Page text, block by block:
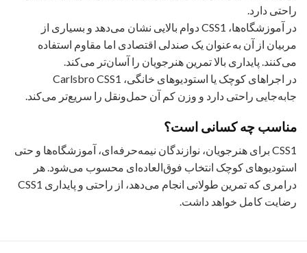
راحتی دارد.
در آموزشگاه‌ها، CSS1 دوام بالایی نشان می‌دهد و بسیاری از
مربیان از آن به‌عنوان یک صندلی اقتصادی اما مقاوم استفاده
می‌کنند. پایداری بالا تمرین هنرجویان را آسان‌تر می‌کند.
در اجراهای کوچک یا استودیوهای خانگی، Carlsbro CSS1
جابه‌جایی راحتی دارد و وزن کم آن حمل‌ونقل را سریع‌تر می‌کند.
مناسب چه کسانی است؟
CSS1 برای هنرجویان، نوازندگان نیمه‌حرفه‌ای، آموزشگاه‌ها و حتی
استودیوهای کوچک انتخاب فوق‌العاده‌ای محسوب می‌شود. هر
درامری که تمرین طولانی انجام می‌دهد، از راحتی و پایداری CSS1
رضایت کامل خواهد داشت.